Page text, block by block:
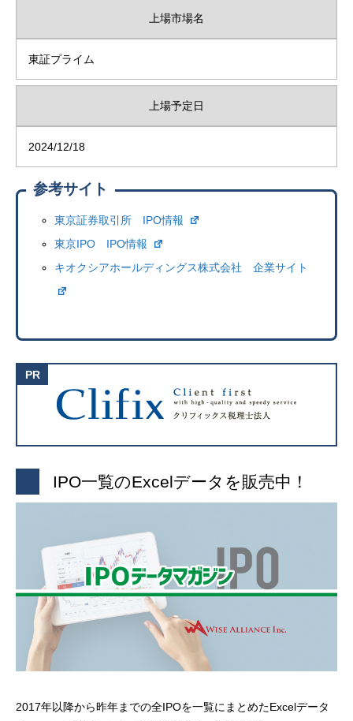
上場市場名
東証プライム
上場予定日
2024/12/18
参考サイト
東京証券取引所 IPO情報
東京IPO IPO情報
キオクシアホールディングス株式会社 企業サイト
IPO一覧のExcelデータを販売中！
2017年以降から昨年までの全IPOを一覧にまとめたExcelデータ